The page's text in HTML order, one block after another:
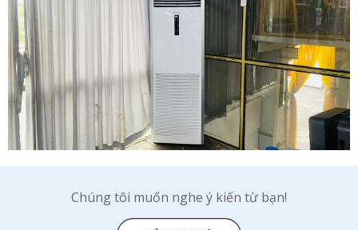
Chúng tôi muốn nghe ý kiến từ bạn!